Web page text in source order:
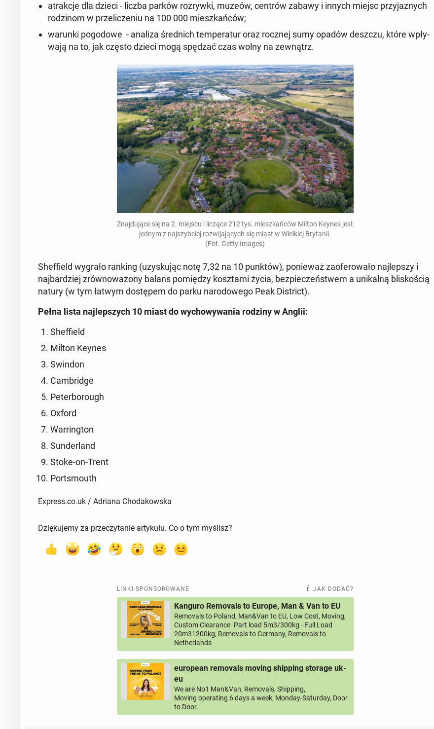
atrak­cje dla dzieci - liczba parków roz­ryw­ki, muzeów, centrów zabawy i innych miejsc przy­ja­znych
ro­dzi­nom w prze­li­cze­niu na 100 000 miesz­kań­ców;
warunki po­go­do­we - analiza śred­nich tem­pe­ra­tur oraz rocznej sumy opadów deszczu, które wpły­
wa­ją na to, jak często dzieci mogą spędzać czas wolny na ze­wnątrz.
Znaj­du­ją­ce się na 2. miejscu i liczące 212 tys. miesz­kań­ców Milton Keynes jest
jednym z naj­szyb­ciej roz­wi­ja­ją­cych się miast w Wiel­kiej Bry­ta­nii.
(Fot. Getty Images)
Shef­field wygrało ranking (uzy­sku­jąc notę 7,32 na 10 punktów), po­nie­waż za­ofe­ro­wa­ło naj­lep­szy i
naj­bar­dziej zrów­no­wa­żo­ny balans po­mię­dzy kosz­ta­mi życia, bez­pie­czeń­stwem a uni­kal­ną bli­sko­ścią
natury (w tym łatwym do­stę­pem do parku na­ro­do­we­go Peak Di­strict).
Pełna lista naj­lep­szych 10 miast do wy­cho­wy­wa­nia rodziny w Anglii:
Shef­field
Milton Keynes
Swindon
Cam­brid­ge
Pe­ter­bo­ro­ugh
Oxford
War­ring­ton
Sun­der­land
Stoke-on-Trent
Por­ts­mouth
Express.co.uk / Adriana Chodakowska
Dziękujemy za przeczytanie artykułu. Co o tym myślisz?
LINKI SPONSOROWANE JAK DODAĆ?
Kanguro Removals to Europe, Man & Van to EU
Removals to Poland, Man&Van to EU, Low Cost, Moving,
Custom Clearance. Part load 5m3/300kg - Full Load
20m31200kg, Removals to Germany, Removals to
Netherlands
european removals moving shipping storage uk-
eu
We are No1 Man&Van, Removals, Shipping,
Moving operating 6 days a week, Monday-Saturday, Door
to Door.